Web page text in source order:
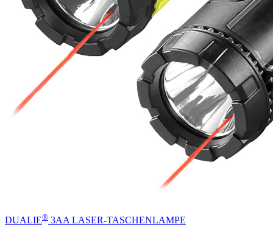
DUALIE® 3AA LASER-TASCHENLAMPE